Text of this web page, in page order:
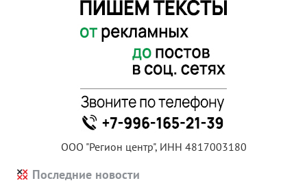
ООО "Регион центр", ИНН 4817003180
Последние новости